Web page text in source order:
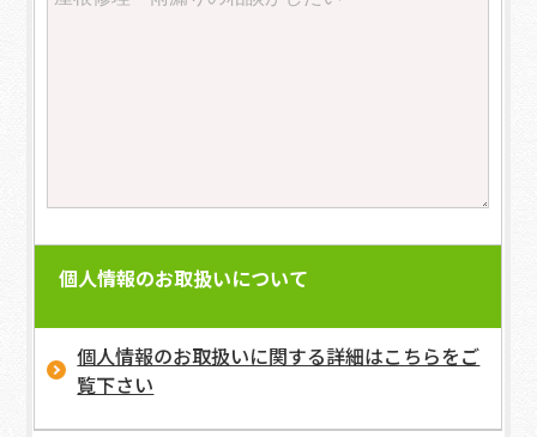
個人情報のお取扱いについて
個人情報のお取扱いに関する詳細はこちらをご
覧下さい